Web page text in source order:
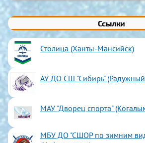
Ссылки
Столица (Ханты-Мансийск)
АУ ДО СШ "Сибирь"
МАУ "Дворец спорта"
МБУ ДО "СШОР по зимним